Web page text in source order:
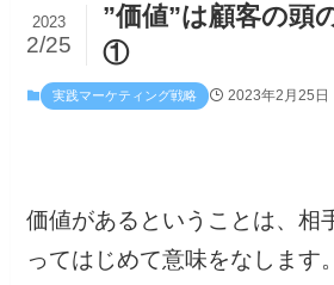
”価値”は顧客の頭
①
2023
2/25
実践マーケティング戦略 2023年2月25日
価値があるということは、相
ってはじめて意味をなします。